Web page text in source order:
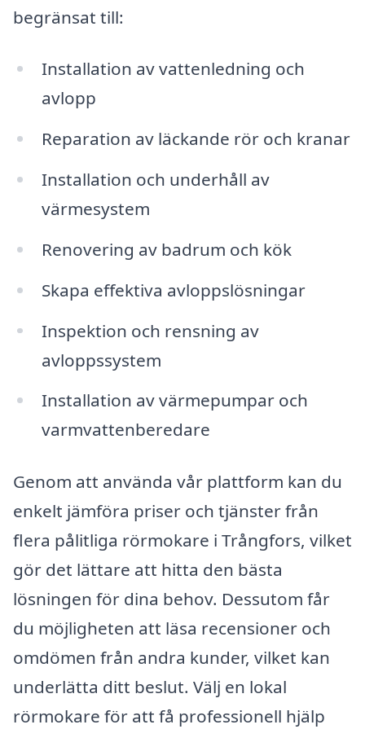
begränsat till:
Installation av vattenledning och
avlopp
Reparation av läckande rör och kranar
Installation och underhåll av
värmesystem
Renovering av badrum och kök
Skapa effektiva avloppslösningar
Inspektion och rensning av
avloppssystem
Installation av värmepumpar och
varmvattenberedare
Genom att använda vår plattform kan du
enkelt jämföra priser och tjänster från
flera pålitliga rörmokare i Trångfors, vilket
gör det lättare att hitta den bästa
lösningen för dina behov. Dessutom får
du möjligheten att läsa recensioner och
omdömen från andra kunder, vilket kan
underlätta ditt beslut. Välj en lokal
rörmokare för att få professionell hjälp